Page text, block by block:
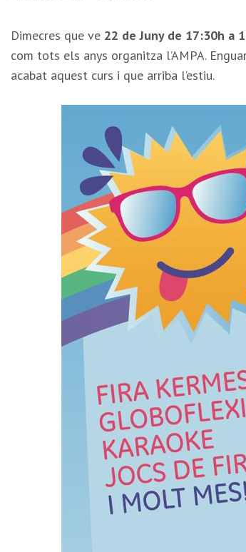
Dimecres que ve 22 de Juny de 17:30h a
com tots els anys organitza l’AMPA.
acabat aquest curs i que arriba l’estiu.